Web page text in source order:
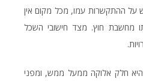
על ההתקשרות עמו, מכל מקום אין
מחשבת חוץ. מצד חישובי השכל
חלק אלוקה ממעל ממש, ומפני